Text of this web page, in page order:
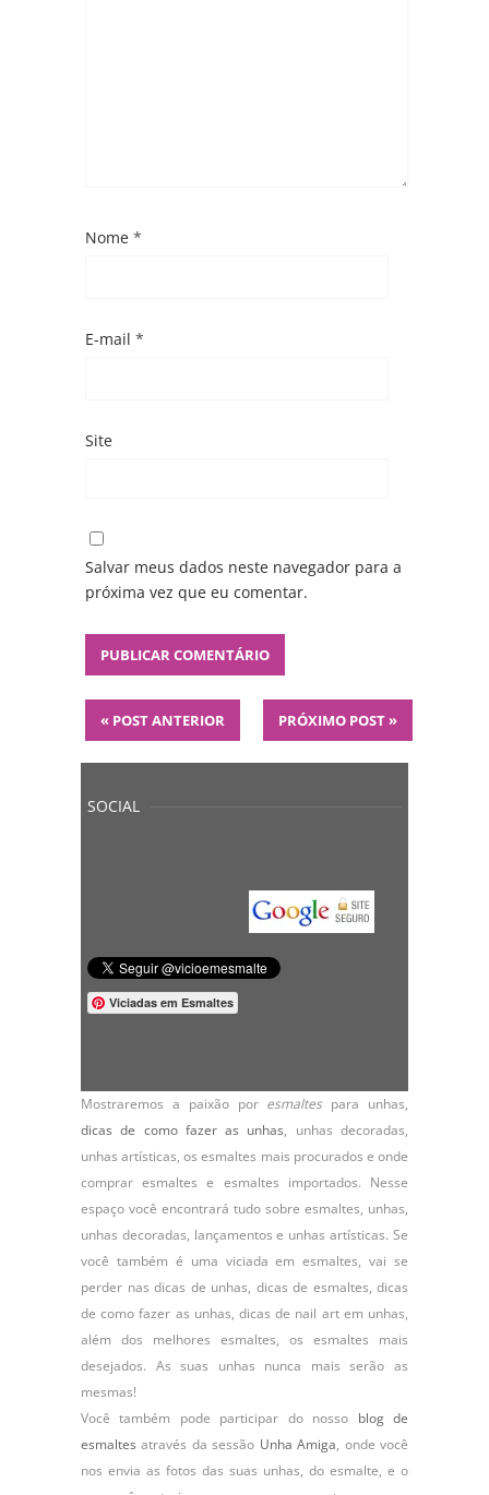
Nome *
E-mail *
Site
Salvar meus dados neste navegador para a
próxima vez que eu comentar.
« POST ANTERIOR PRÓXIMO POST»
SOCIAL
Viciadas em Esmaltes
Mostraremos a paixão por esmaltes para unhas,
dicas de como fazer as unhas, unhas decoradas,
unhas artísticas, osesmaltes mais procurados e onde
comprar esmaltes e esmaltes importados. Nesse
espaço você encontrará tudo sobre esmaltes, unhas,
unhas decoradas, lançamentos e unhas artísticas. Se
você também é uma viciada em esmaltes, vai se
perder nas dicas de unhas, dicas de esmaltes, dicas
de como fazer as unhas, dicas de nail art em unhas,
além dos melhores esmaltes, os esmaltes mais
desejados. As suas unhas nunca mais serão as
mesmas!
Você também pode participar do nosso blog de
esmaltes através da sessão Unha Amiga, onde você
nos envia as fotos das suas unhas, do esmalte, e o